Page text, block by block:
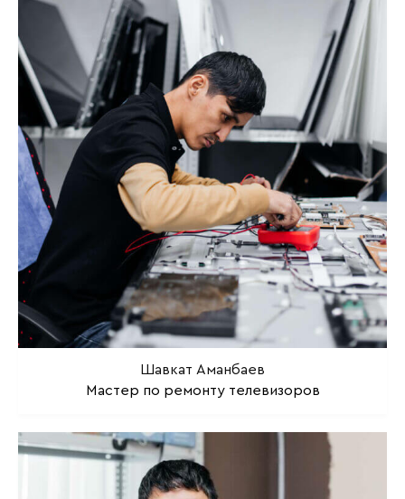
Шавкат Аманбаев
Мастер по ремонту телевизоров